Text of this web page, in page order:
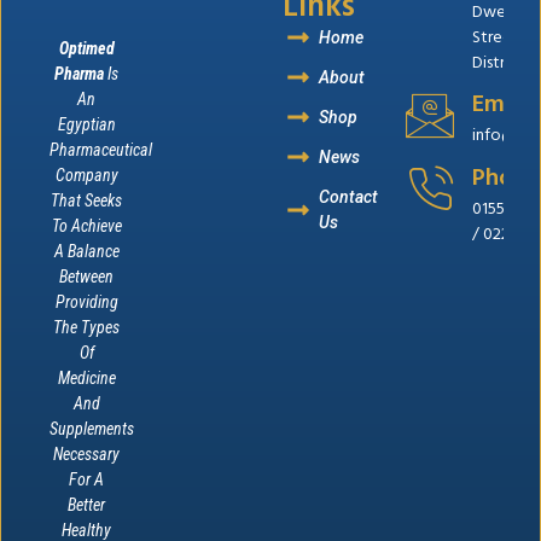
Optimed
PharmaIs
An
Egyptian
Pharmaceutical
Company
That Seeks
To Achieve
A Balance
Between
Providing
The Types
Of
Medicine
And
Supplements
Necessary
For A
Better
Healthy
Home
About
Shop
News
Contact
Us
Dweik
District,
Email
Phone
/